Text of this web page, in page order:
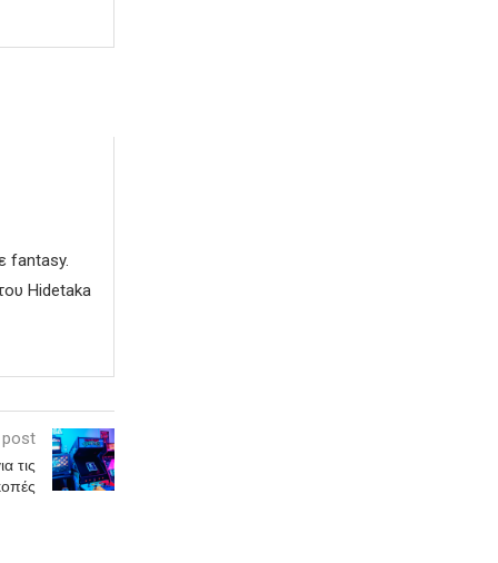
fantasy.
Hidetaka
τις